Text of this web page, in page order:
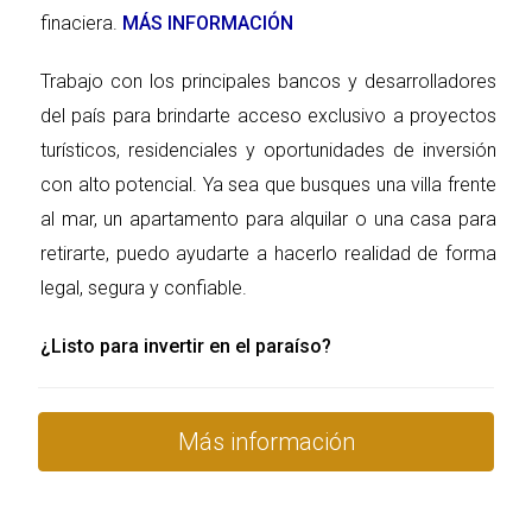
modernas de eficiencia energética.
3. Propiedades en Pre-Construcción
Las propiedades en pre-construcción son aquellas que
aún no han sido construidas pero están disponibles para
su compra antes de finalizar la construcción.
Ventajas:
precios promocionales durante la fase de pre-
rentable a largo plazo.
Personalización: Algunos desarrolladores permiten a
finaciera. MÁS INFORMACIÓN
Trabajo con los principales bancos y desarrolladores
del país para brindarte acceso exclusivo a proyectos
turísticos, residenciales y oportunidades de inversión
con alto potencial. Ya sea que busques una villa frente
al mar, un apartamento para alquilar o una casa para
retirarte, puedo ayudarte a hacerlo realidad de forma
legal, segura y confiable.
¿Listo para invertir en el paraíso?
Más información